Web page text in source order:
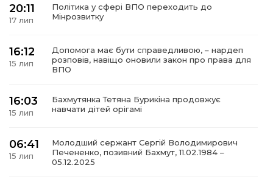
місія
20:11
17 лип
Політика у сфері ВПО переходить до
Мінрозвитку
16:12
15 лип
Допомога має бути справедливою, – нардеп
розповів, навіщо оновили закон про права для
ВПО
16:03
15 лип
Бахмутянка Тетяна Бурикіна продовжує
навчати дітей орігамі
06:41
15 лип
Молодший сержант Сергій Володимирович
Печененко, позивний Бахмут, 11.02.1984 –
05.12.2025